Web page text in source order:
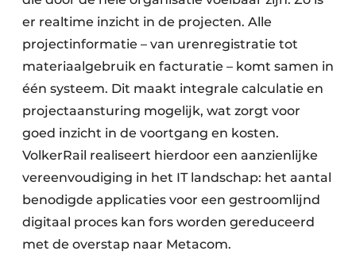
er realtime inzicht in de projecten. Alle
projectinformatie – van urenregistratie tot
materiaalgebruik en facturatie – komt samen in
één systeem. Dit maakt integrale calculatie en
projectaansturing mogelijk, wat zorgt voor
goed inzicht in de voortgang en kosten.
VolkerRail realiseert hierdoor een aanzienlijke
vereenvoudiging in het IT landschap: het aantal
benodigde applicaties voor een gestroomlijnd
digitaal proces kan fors worden gereduceerd
met de overstap naar Metacom.